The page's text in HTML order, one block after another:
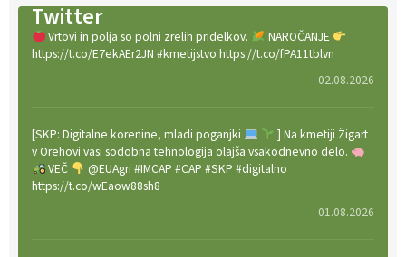
Twitter
Vrtovi in polja so polni zrelih pridelkov.
NAROČANJE
https://t.co/E7ekAEr2JN #kmetijstvo https://t.co/fPA11tblvn
02.08.2026
[SKP: Digitalne korenine, mladi poganjki
] Na kmetiji Žigart
v Orehovi vasi sodobna tehnologija olajša vsakodnevno delo.
VEČ
@EUAgri #IMCAP #CAP #SKP #digitalno
https://t.co/wEaow88sh8
01.08.2026